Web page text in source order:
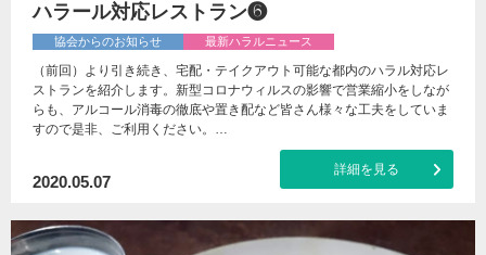
ハラール対応レストラン❻
協会からのお知らせ 最新ハラルニュース
（前回）より引き続き、宅配・テイクアウト可能な都内のハラル対応レ
ストランを紹介します。新型コロナウィルスの影響で営業縮小をしなが
らも、アルコール消毒の徹底や置き配など皆さん様々な工夫をしていま
すので是非、ご利用ください。…
2020.05.07
詳細を見る